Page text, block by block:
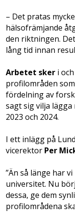
– Det pratas
hälsofrämjande
den riktningen.
lång tid innan
Arbetet sker i
profilområden
fördelning av
sagt sig vilja
2023 och 2024.
I ett inlägg på
vicerektor Per
”Än så länge har
universitet. Nu
dessa, ge dem
profilområdena